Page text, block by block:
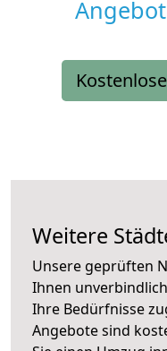
Weitere
Unsere geprüften
Ihnen
Ihre Bedürfnisse
Angebote sind